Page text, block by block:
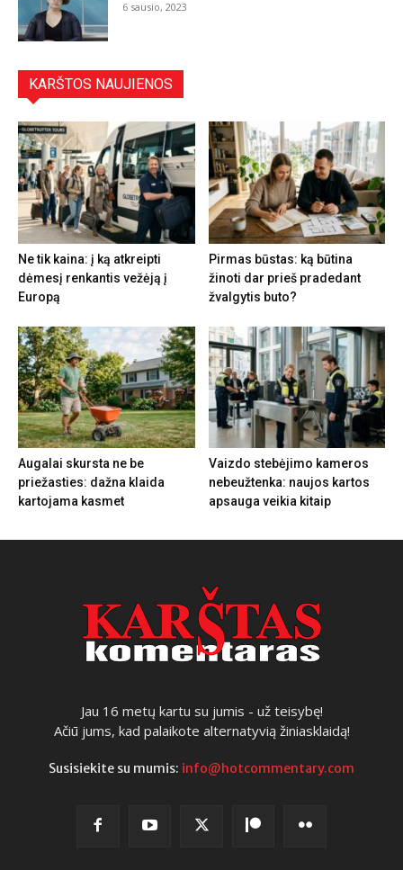
6 sausio, 2023
KARŠTOS NAUJIENOS
Ne tik kaina: į ką atkreipti
dėmesį renkantis vežėją į
Europą
Pirmas būstas: ką būtina
žinoti dar prieš pradedant
žvalgytis buto?
Augalai skursta ne be
priežasties: dažna klaida
kartojama kasmet
Vaizdo stebėjimo kameros
nebeužtenka: naujos kartos
apsauga veikia kitaip
Jau 16 metų kartu su jumis - už teisybę!
Ačiū jums, kad palaikote alternatyvią žiniasklaidą!
Susisiekite su mumis: info@hotcommentary.com